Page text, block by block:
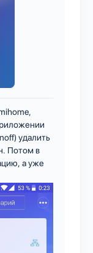
удалить
Потом в
а уже